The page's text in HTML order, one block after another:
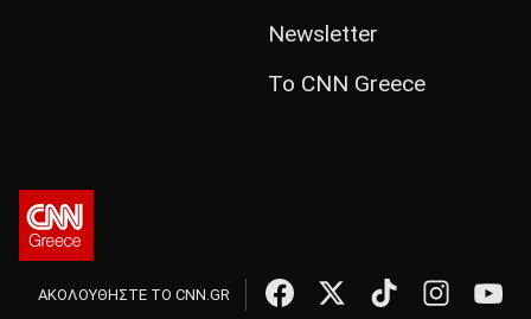
Newsletter
Το CNN Greece
ΑΚΟΛΟΥΘΗΣΤΕ ΤΟ CNN.GR